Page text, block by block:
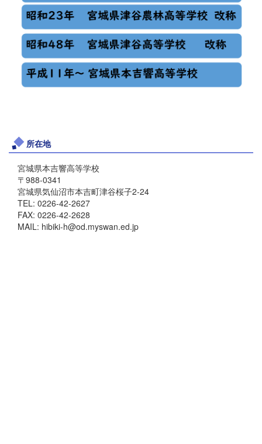
所在地
宮城県本吉響高等学校
〒988-0341
宮城県気仙沼市本吉町津谷桜子2-24
TEL: 0226-42-2627
FAX: 0226-42-2628
MAIL: hibiki-h@od.myswan.ed.jp